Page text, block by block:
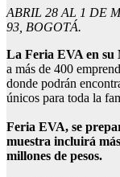
ABRIL 28 AL 1 DE
93, BOGOTÁ.
La Feria EVA en su
a más de 400
donde podrán
únicos para toda la
Feria EVA, se
muestra incluirá
millones de pesos.